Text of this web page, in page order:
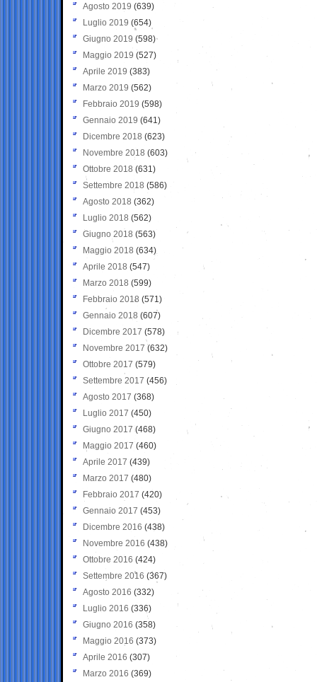
Agosto 2019 (639)
Luglio 2019 (654)
Giugno 2019 (598)
Maggio 2019 (527)
Aprile 2019 (383)
Marzo 2019 (562)
Febbraio 2019 (598)
Gennaio 2019 (641)
Dicembre 2018 (623)
Novembre 2018 (603)
Ottobre 2018 (631)
Settembre 2018 (586)
Agosto 2018 (362)
Luglio 2018 (562)
Giugno 2018 (563)
Maggio 2018 (634)
Aprile 2018 (547)
Marzo 2018 (599)
Febbraio 2018 (571)
Gennaio 2018 (607)
Dicembre 2017 (578)
Novembre 2017 (632)
Ottobre 2017 (579)
Settembre 2017 (456)
Agosto 2017 (368)
Luglio 2017 (450)
Giugno 2017 (468)
Maggio 2017 (460)
Aprile 2017 (439)
Marzo 2017 (480)
Febbraio 2017 (420)
Gennaio 2017 (453)
Dicembre 2016 (438)
Novembre 2016 (438)
Ottobre 2016 (424)
Settembre 2016 (367)
Agosto 2016 (332)
Luglio 2016 (336)
Giugno 2016 (358)
Maggio 2016 (373)
Aprile 2016 (307)
Marzo 2016 (369)